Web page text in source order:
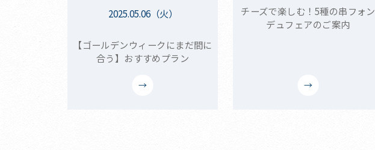
2025.05.06（火）
【ゴールデンウィークにまだ間に
合う】おすすめプラン
チーズで楽しむ！5種の串フォン
デュフェアのご案内